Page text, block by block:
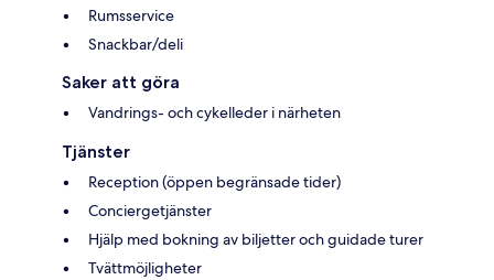
Rumsservice
Snackbar/deli
Saker att göra
Vandrings- och cykelleder i närheten
Tjänster
Reception (öppen begränsade tider)
Conciergetjänster
Hjälp med bokning av biljetter och guidade turer
Tvättmöjligheter